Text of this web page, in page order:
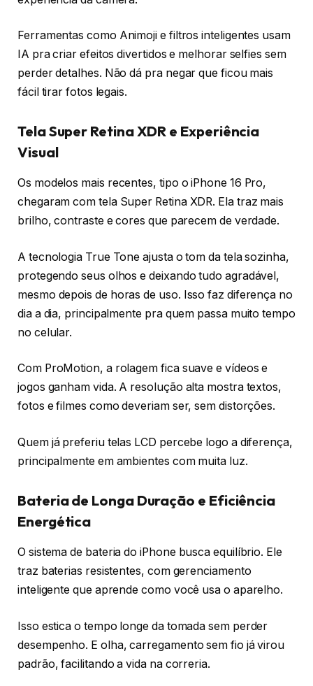
Ferramentas como Animoji e filtros inteligentes usam
IA pra criar efeitos divertidos e melhorar selfies sem
perder detalhes. Não dá pra negar que ficou mais
fácil tirar fotos legais.
Tela Super Retina XDR e Experiência
Visual
Os modelos mais recentes, tipo o iPhone 16 Pro,
chegaram com tela Super Retina XDR. Ela traz mais
brilho, contraste e cores que parecem de verdade.
A tecnologia True Tone ajusta o tom da tela sozinha,
protegendo seus olhos e deixando tudo agradável,
mesmo depois de horas de uso. Isso faz diferença no
dia a dia, principalmente pra quem passa muito tempo
no celular.
Com ProMotion, a rolagem fica suave e vídeos e
jogos ganham vida. A resolução alta mostra textos,
fotos e filmes como deveriam ser, sem distorções.
Quem já preferiu telas LCD percebe logo a diferença,
principalmente em ambientes com muita luz.
Bateria de Longa Duração e Eficiência
Energética
O sistema de bateria do iPhone busca equilíbrio. Ele
traz baterias resistentes, com gerenciamento
inteligente que aprende como você usa o aparelho.
Isso estica o tempo longe da tomada sem perder
desempenho. E olha, carregamento sem fio já virou
padrão, facilitando a vida na correria.